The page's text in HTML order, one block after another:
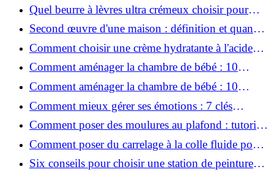
convient le mieux à mon logement ?
Quel beurre à lèvres ultra crémeux choisir pour
lèvres sèches et gercées?
Second œuvre d'une maison : définition et quand
le réaliser
Comment choisir une crème hydratante à l'acide
hyaluronique et niacinamide ?
Comment aménager la chambre de bébé : 10
conseils sécurité, déco et rangement
Comment aménager la chambre de bébé : 10
conseils sécurité, déco et rangement
Comment mieux gérer ses émotions : 7 clés
pratiques
Comment poser des moulures au plafond : tutoriel
vidéo pas à pas ?
Comment poser du carrelage à la colle fluide pour
un rendu professionnel ?
Six conseils pour choisir une station de peinture